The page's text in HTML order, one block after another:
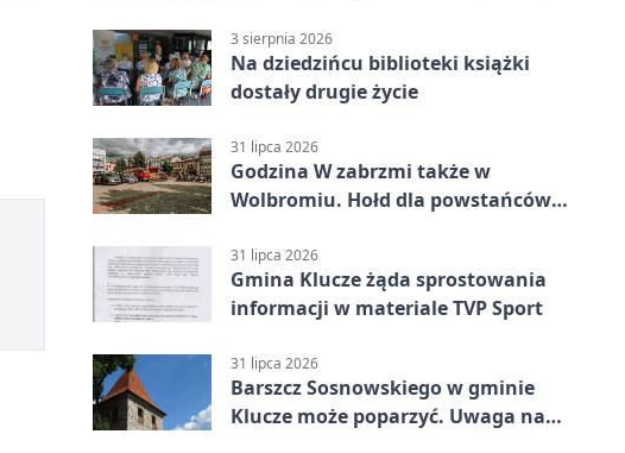
3 sierpnia 2026
Na dziedzińcu biblioteki książki
dostały drugie życie
31 lipca 2026
Godzina W zabrzmi także w
Wolbromiu. Hołd dla powstańców
31 lipca 2026
Gmina Klucze żąda sprostowania
informacji w materiale TVP Sport
31 lipca 2026
Barszcz Sosnowskiego w gminie
Klucze może poparzyć. Uwaga na